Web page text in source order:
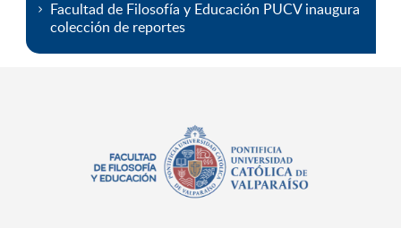
Facultad de Filosofía y Educación PUCV inaugura
colección de reportes